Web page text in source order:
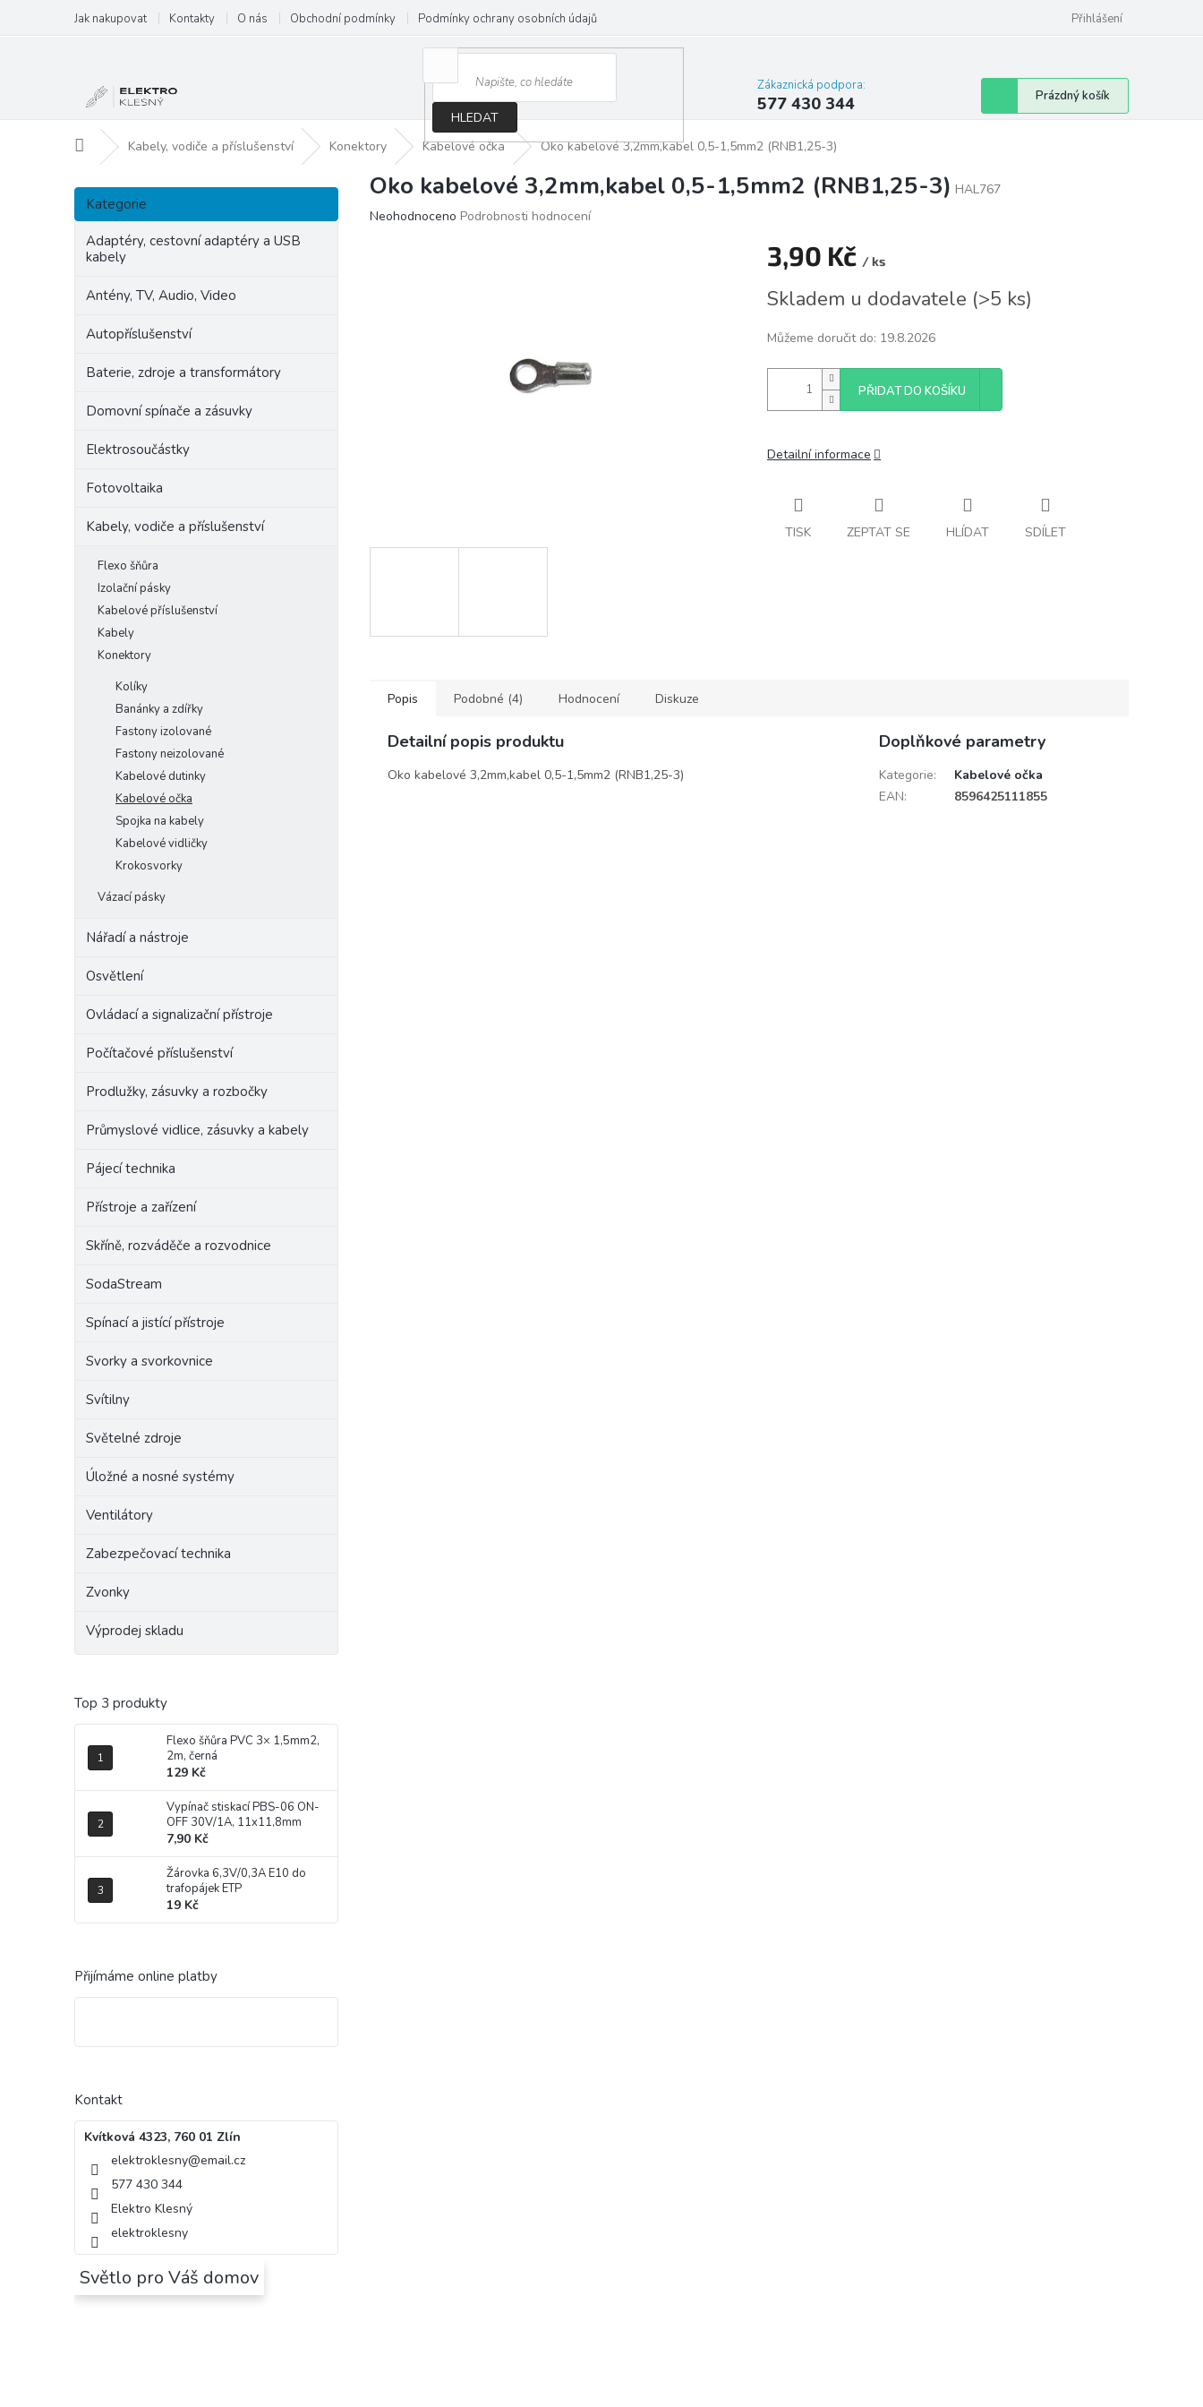
obsah
Jak nakupovat Kontakty O nás Obchodní podmínky Podmínky ochrany osobních údajů Přihlášení
HLEDAT
Zákaznická podpora:
577 430 344
Nákupní
košík
Prázdný košík
Domů Kabely, vodiče a příslušenství Konektory Kabelové očka Oko kabelové 3,2mm,kabel 0,5-1,5mm2 (RNB1,25-3)
P
s
Přeskočit
kategorie
Kategorie
Adaptéry, cestovní adaptéry a USB
kabely
Antény, TV, Audio, Video
Autopříslušenství
Baterie, zdroje a transformátory
Domovní spínače a zásuvky
Elektrosoučástky
Fotovoltaika
Kabely, vodiče a příslušenství
Flexo šňůra
Izolační pásky
Kabelové příslušenství
Kabely
Konektory
Kolíky
Banánky a zdířky
Fastony izolované
Fastony neizolované
Kabelové dutinky
Kabelové očka
Spojka na kabely
Kabelové vidličky
Krokosvorky
Vázací pásky
Nářadí a nástroje
Osvětlení
Ovládací a signalizační přístroje
Počítačové příslušenství
Prodlužky, zásuvky a rozbočky
Průmyslové vidlice, zásuvky a kabely
Pájecí technika
Přístroje a zařízení
Skříně, rozváděče a rozvodnice
SodaStream
Spínací a jistící přístroje
Svorky a svorkovnice
Svítilny
Světelné zdroje
Úložné a nosné systémy
Ventilátory
Zabezpečovací technika
Zvonky
Výprodej skladu
Top 3 produkty
Flexo šňůra PVC 3× 1,5mm2,
2m, černá
129 Kč
Vypínač stiskací PBS-06 ON-
OFF 30V/1A, 11x11,8mm
7,90 Kč
Žárovka 6,3V/0,3A E10 do
trafopájek ETP
19 Kč
Přijímáme online platby
Kontakt
Kvítková 4323, 760 01 Zlín
elektroklesny@email.cz
577 430 344
Elektro Klesný
elektroklesny
Světlo pro Váš domov
Oko kabelové 3,2mm,kabel 0,5-1,5mm2 (RNB1,25-3) HAL767
Průměrné
Neohodnoceno Podrobnosti hodnocení
3,90 Kč / ks
cena:
Skladem u dodavatele (>5 ks)
Můžeme doručit do: 19.8.2026
PŘIDAT DO KOŠÍKU
Detailní informace
TISK ZEPTAT SE HLÍDAT SDÍLET
Popis Podobné (4) Hodnocení Diskuze
Detailní popis produktu
Oko kabelové 3,2mm,kabel 0,5-1,5mm2 (RNB1,25-3)
Doplňkové parametry
Kategorie:
Kabelové očka
EAN: 8596425111855